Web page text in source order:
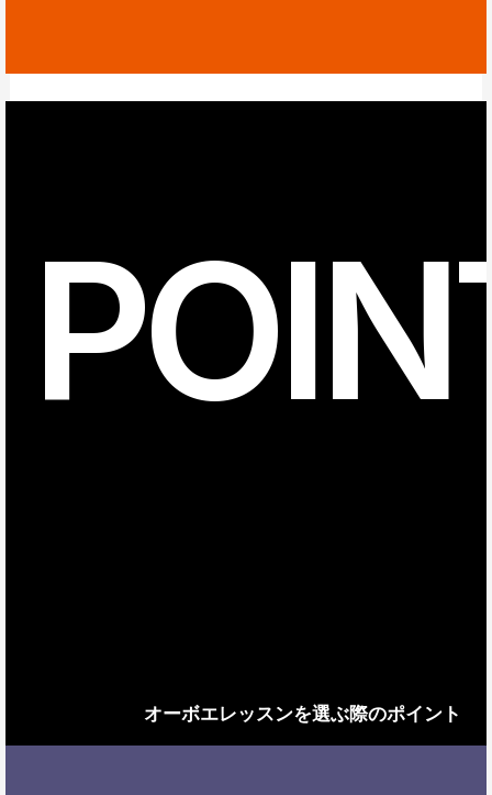
オーボエレッスンを選ぶ際のポイント